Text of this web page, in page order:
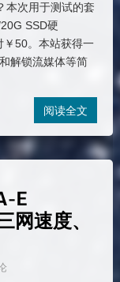
本次用于测试的套
SSD硬
50。本站获得一
解锁流媒体等简
阅读全文
E
速度、